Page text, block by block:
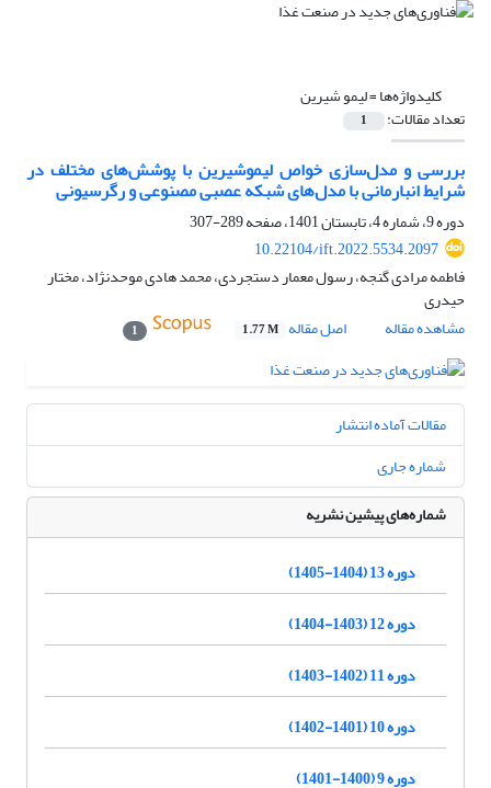
کلیدواژه‌ها =لیمو شیرین
تعداد مقالات: 1
بررسی و مدل‌سازی خواص لیموشیرین با پوشش‌های مختلف در
شرایط انبارمانی با مدل‌های شبکه عصبی مصنوعی و رگرسیونی
دوره 9، شماره 4، تابستان 1401، صفحه
289-307
10.22104/ift.2022.5534.2097
فاطمه مرادی گنجه، رسول معمار دستجردی، محمد هادی موحدنژاد، مختار
حیدری
مشاهده مقاله
اصل مقاله 1.77 M
1
مقالات آماده انتشار
شماره جاری
شماره‌های پیشین نشریه
دوره 13 (1404-1405)
دوره 12 (1403-1404)
دوره 11 (1402-1403)
دوره 10 (1401-1402)
دوره 9 (1400-1401)